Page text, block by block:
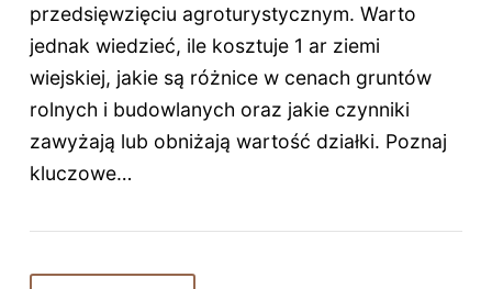
przedsięwzięciu agroturystycznym. Warto
jednak wiedzieć, ile kosztuje 1 ar ziemi
wiejskiej, jakie są różnice w cenach gruntów
rolnych i budowlanych oraz jakie czynniki
zawyżają lub obniżają wartość działki. Poznaj
kluczowe…